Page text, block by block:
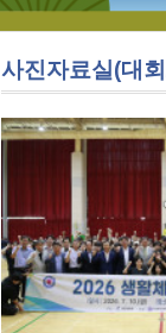
사진자료실(대